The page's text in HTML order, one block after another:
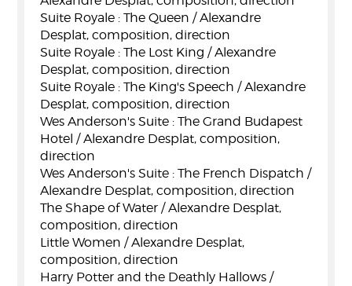
Suite Royale : The Queen / Alexandre
Desplat, composition, direction
Suite Royale : The Lost King / Alexandre
Desplat, composition, direction
Suite Royale : The King's Speech / Alexandre
Desplat, composition, direction
Wes Anderson's Suite : The Grand Budapest
Hotel / Alexandre Desplat, composition,
direction
Wes Anderson's Suite : The French Dispatch /
Alexandre Desplat, composition, direction
The Shape of Water / Alexandre Desplat,
composition, direction
Little Women / Alexandre Desplat,
composition, direction
Harry Potter and the Deathly Hallows /